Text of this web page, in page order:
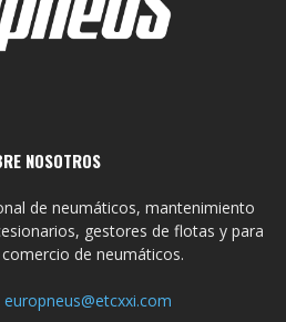
NOSOTROS
de neumáticos, mantenimiento
gestores de flotas y para
de neumáticos.
europneus@etcxxi.com